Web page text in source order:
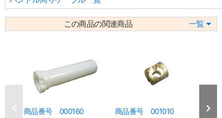
この商品の関連商品 一覧
商品番号 000160 商品番号 001010 商